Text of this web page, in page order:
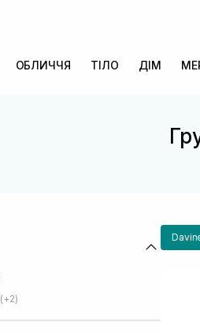
ОБЛИЧЧЯ ТІЛО ДІМ
(+2)